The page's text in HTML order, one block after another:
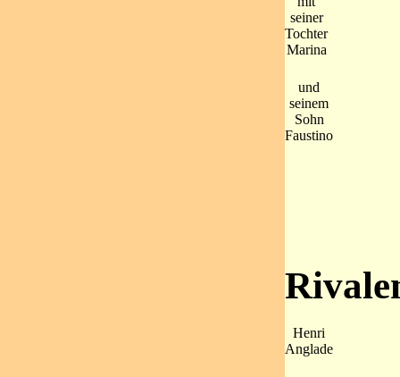
seiner
Tochter
Marina
und
seinem
Sohn
Faustino
Henri
Anglade